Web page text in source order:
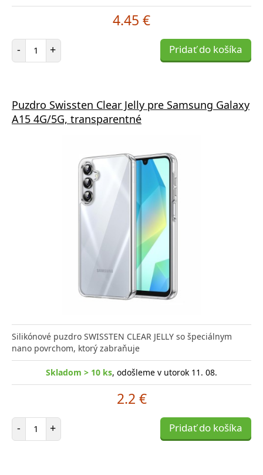
4.45 €
- Počet položiek
+ Pridať do košíka
Puzdro Swissten Clear Jelly pre Samsung Galaxy
A15 4G/5G, transparentné
Silikónové puzdro SWISSTEN CLEAR JELLY so špeciálnym
nano povrchom, ktorý zabraňuje
Skladom > 10 ks, odošleme v utorok 11. 08.
2.2 €
- Počet položiek
+ Pridať do košíka